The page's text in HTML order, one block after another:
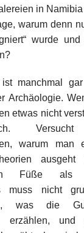
in Namibia
warum denn
wurde
ist manchmal
Archäologie.
etwas nicht
Versucht
warum man
ausgeht
Füße als
muss nicht
was die
erzählen,